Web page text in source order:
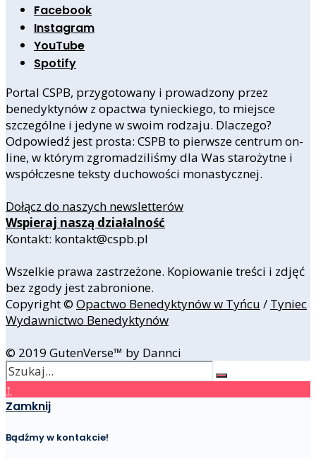
Facebook
Instagram
YouTube
Spotify
Portal CSPB, przygotowany i prowadzony przez
benedyktynów z opactwa tynieckiego, to miejsce
szczególne i jedyne w swoim rodzaju. Dlaczego?
Odpowiedź jest prosta: CSPB to pierwsze centrum on-
line, w którym zgromadziliśmy dla Was starożytne i
współczesne teksty duchowości monastycznej.
Dołącz do naszych newsletterów
Wspieraj naszą działalność
Kontakt: kontakt@cspb.pl
Wszelkie prawa zastrzeżone. Kopiowanie treści i zdjęć
bez zgody jest zabronione.
Copyright © Opactwo Benedyktynów w Tyńcu / Tyniec
Wydawnictwo Benedyktynów
© 2019 GutenVerse™ by Dannci
↑
Zamknij
Bądźmy w kontakcie!